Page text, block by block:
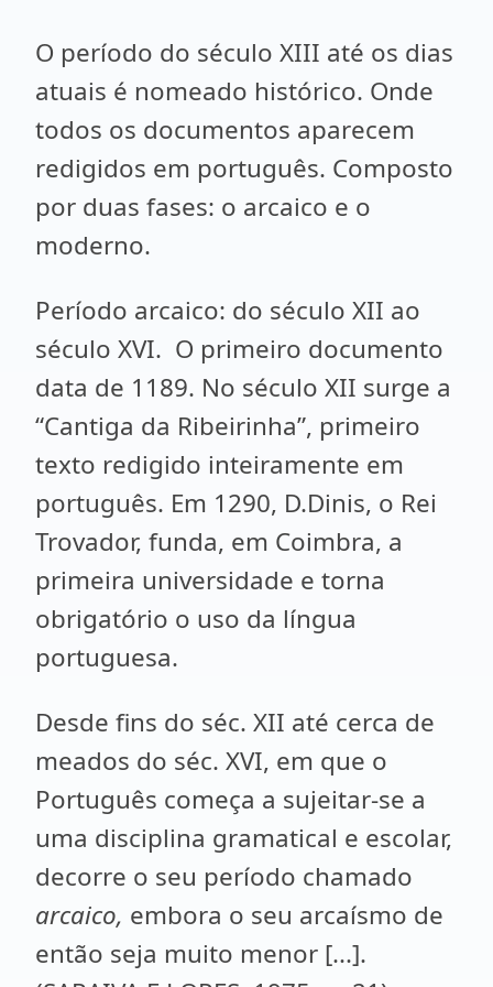
O período do século XIII até os dias
atuais é nomeado histórico. Onde
todos os documentos aparecem
redigidos em português. Composto
por duas fases: o arcaico e o
moderno.
Período arcaico: do século XII ao
século XVI. O primeiro documento
data de 1189. No século XII surge a
“Cantiga da Ribeirinha”, primeiro
texto redigido inteiramente em
português. Em 1290, D.Dinis, o Rei
Trovador, funda, em Coimbra, a
primeira universidade e torna
obrigatório o uso da língua
portuguesa.
Desde fins do séc. XII até cerca de
meados do séc. XVI, em que o
Português começa a sujeitar-se a
uma disciplina gramatical e escolar,
decorre o seu período chamado
arcaico, embora o seu arcaísmo de
então seja muito menor [...].